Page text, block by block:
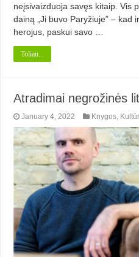
neįsivaizduoja savęs kitaip. Vis
dainą „Ji buvo Paryžiuje” – kad
herojus, paskui savo …
Toliau...
Atradimai negrožinės
January 4, 2022 Knygos,